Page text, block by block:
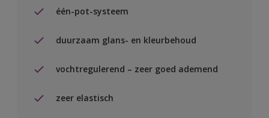
één-pot-systeem
duurzaam glans- en kleurbehoud
vochtregulerend – zeer goed ademend
zeer elastisch